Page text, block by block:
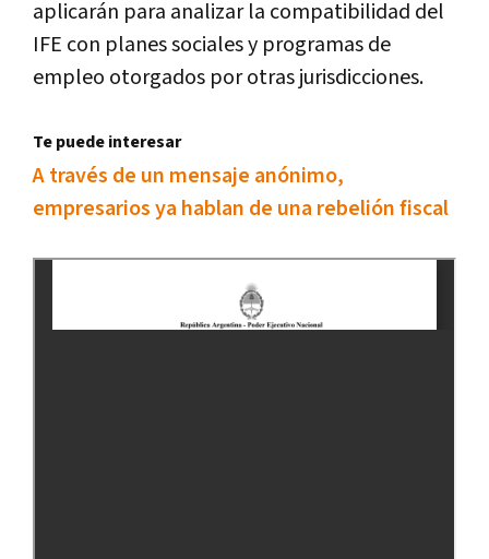
aplicarán para analizar la compatibilidad del
IFE con planes sociales y programas de
empleo otorgados por otras jurisdicciones.
Te puede interesar
A través de un mensaje anónimo,
empresarios ya hablan de una rebelión fiscal